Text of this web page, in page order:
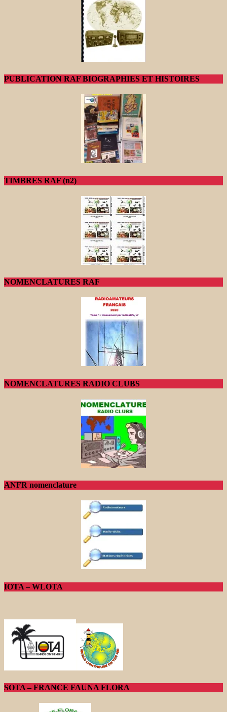
PUBLICATION RAF BIOGRAPHIES ET HISTOIRES
TIMBRES RAF (n2)
NOMENCLATURES RAF
NOMENCLATURES RADIO CLUBS
ANFR nomenclature
IOTA – WLOTA
SOTA – FRANCE FAUNA FLORA